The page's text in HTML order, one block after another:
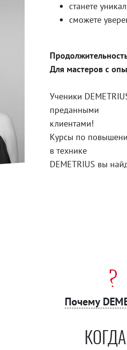
станете
сможете
Для мастеров с
Ученики
преданными
клиентами!
Курсы по
в технике
DEMETRIUS вы
Почему